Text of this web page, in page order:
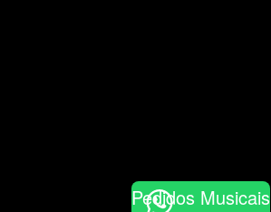
Pedidos Musicais